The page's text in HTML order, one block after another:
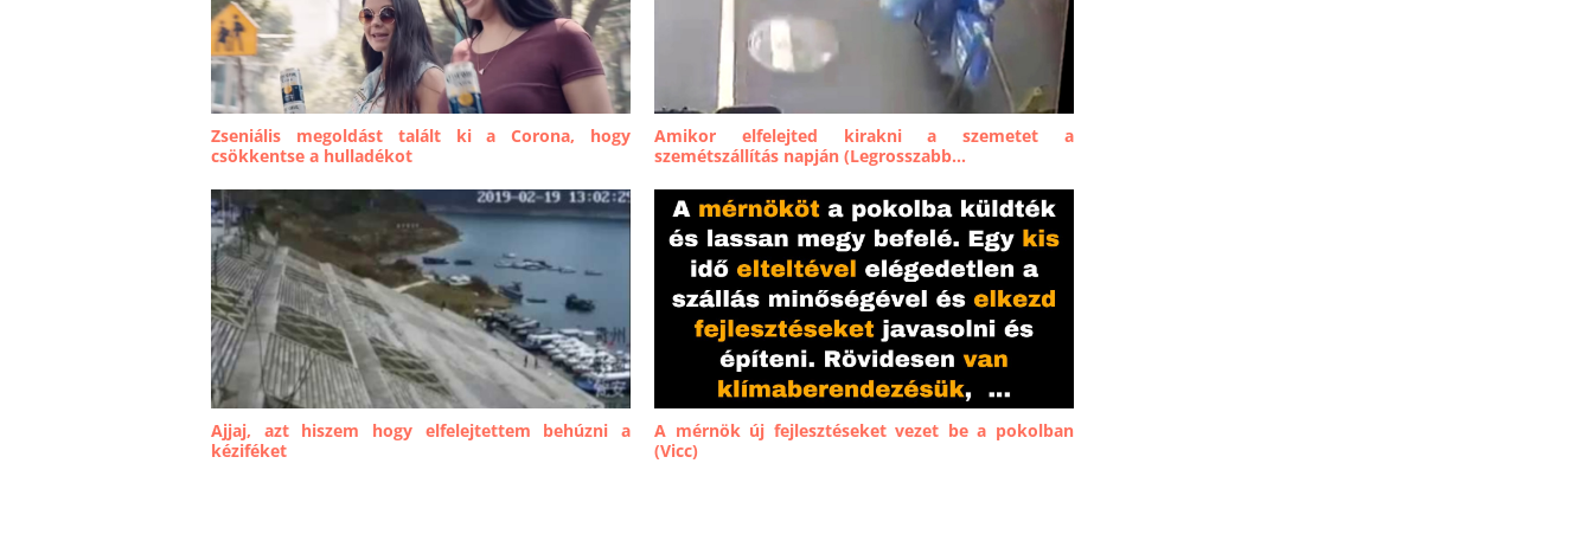
Zseniális megoldást talált ki a Corona, hogy
csökkentse a hulladékot
Amikor elfelejted kirakni a szemetet a
szemétszállítás napján (Legrosszabb...
Ajjaj, azt hiszem hogy elfelejtettem behúzni a
kéziféket
A mérnök új fejlesztéseket vezet be a pokolban
(Vicc)